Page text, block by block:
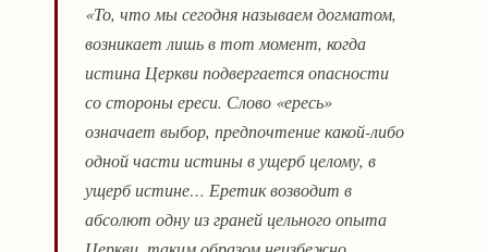
«То, что мы сегодня называем догматом,
возникает лишь в тот момент, когда
истина Церкви подвергается опасности
со стороны ереси. Слово «ересь»
означает выбор, предпочтение какой-либо
одной части истины в ущерб целому, в
ущерб истине… Еретик возводит в
абсолют одну из граней цельного опыта